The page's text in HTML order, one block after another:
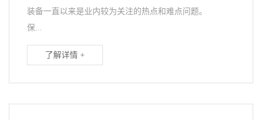
装备一直以来是业内较为关注的热点和难点问题。
保...
了解详情 +